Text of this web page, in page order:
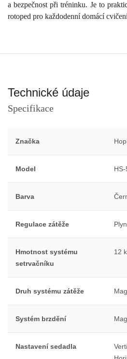
a bezpečnost při tréninku. Je to
rotoped pro každodenní domácí
Technické údaje
Specifikace
Značka
Model
Barva
Regulace zátěže
Hmotnost systému
setrvačníku
12
Druh systému zátěže
Systém brzdění
Nastavení sedadla